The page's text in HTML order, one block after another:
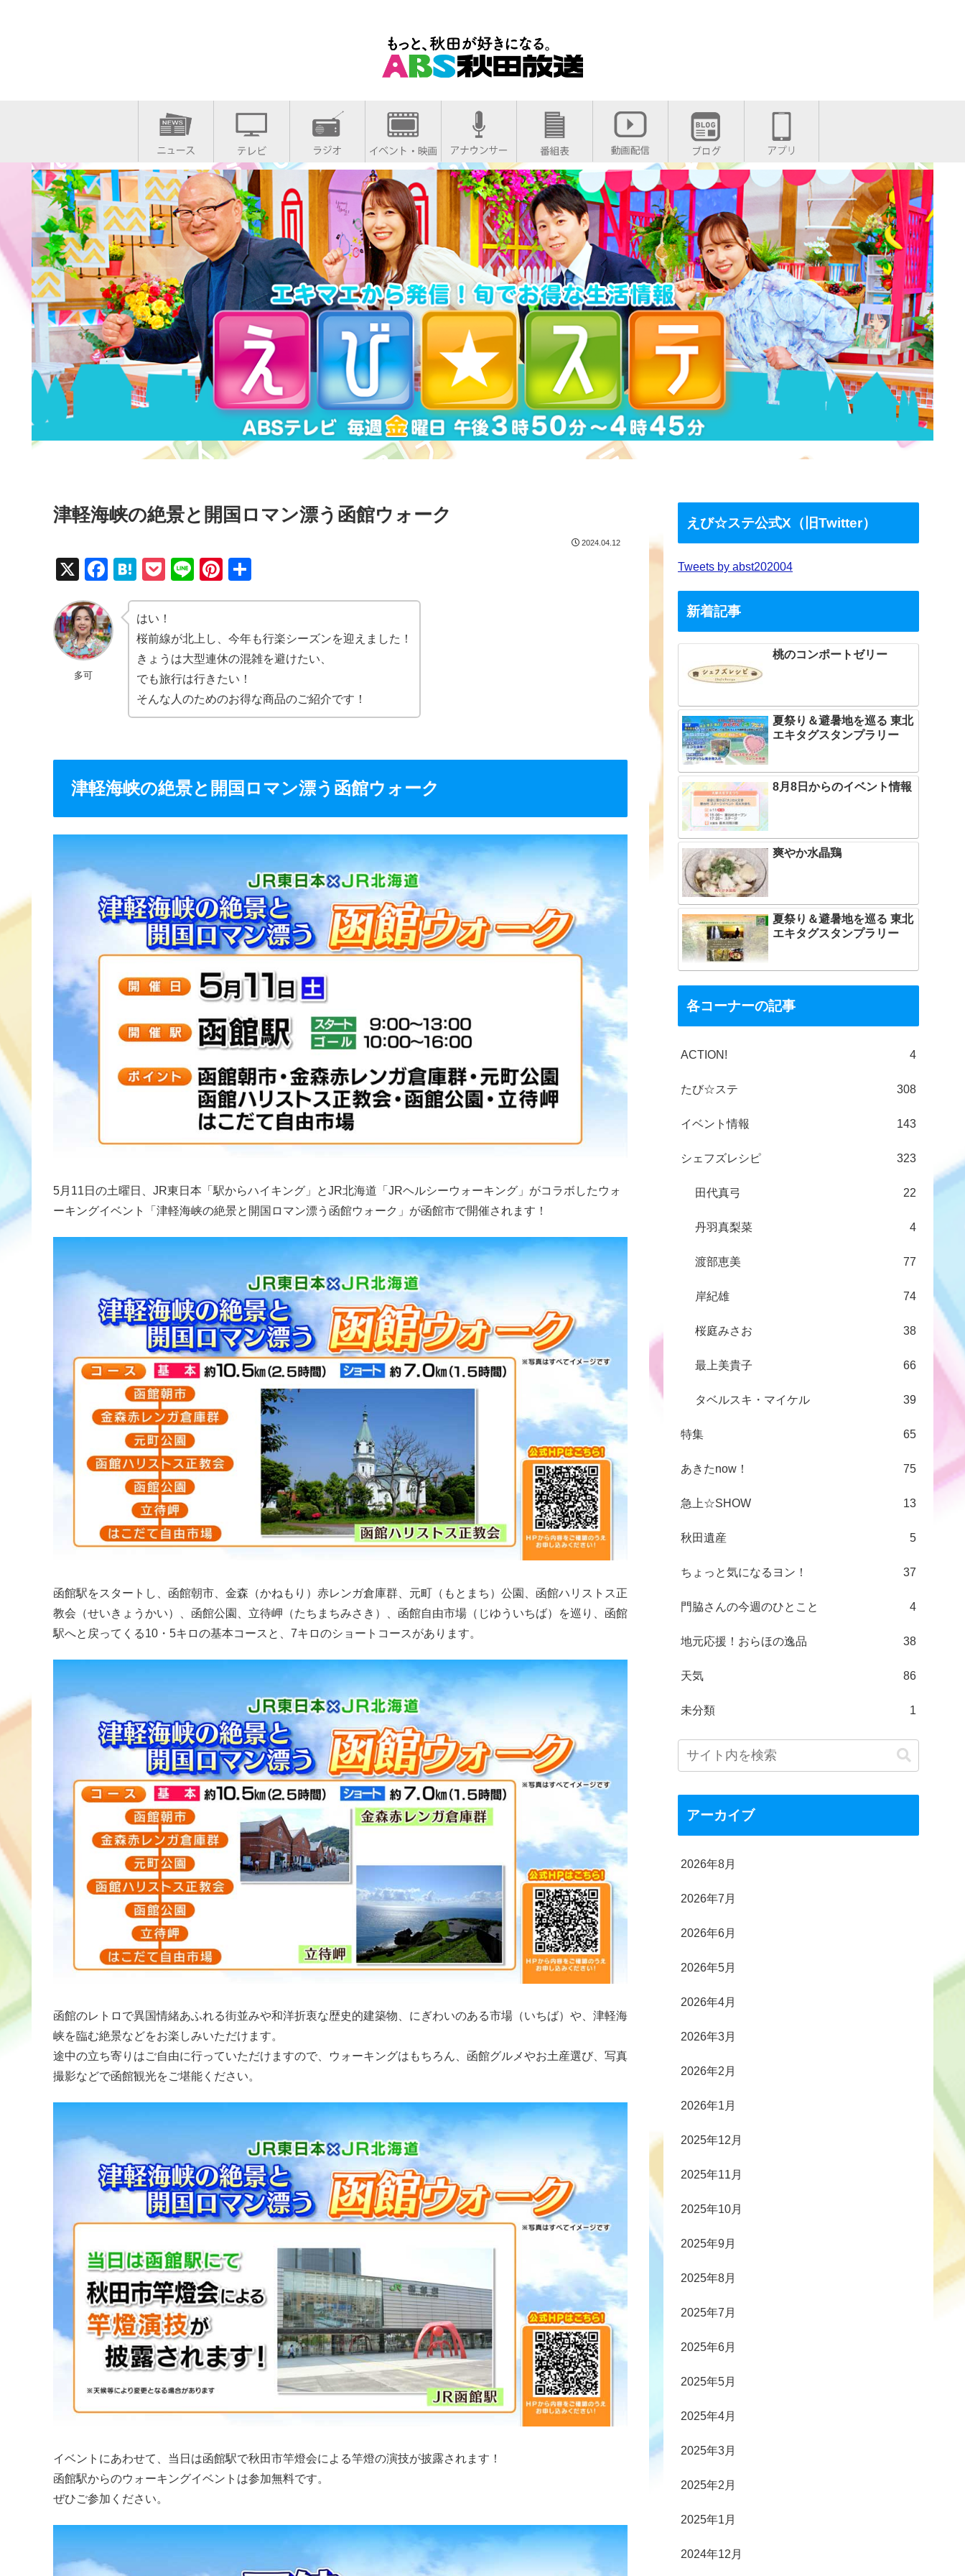
津軽海峡の絶景と開国ロマン漂う函館ウォーク
2024.04.12
X
F
c
e
H
e
n
a
P
ck
et
Li
Pi
e
st
多可
はい！
桜前線が北上し、今年も行楽シーズンを迎えました！
きょうは大型連休の混雑を避けたい、
でも旅行は行きたい！
そんな人のためのお得な商品のご紹介です！
津軽海峡の絶景と開国ロマン漂う函館ウォーク
5月11日の土曜日、JR東日本「駅からハイキング」とJR北海道「JRヘルシーウォーキング」がコラボしたウォ
ーキングイベント「津軽海峡の絶景と開国ロマン漂う函館ウォーク」が函館市で開催されます！
函館駅をスタートし、函館朝市、金森（かねもり）赤レンガ倉庫群、元町（もとまち）公園、函館ハリストス正
教会（せいきょうかい）、函館公園、立待岬（たちまちみさき）、函館自由市場（じゆういちば）を巡り、函館
駅へと戻ってくる10・5キロの基本コースと、7キロのショートコースがあります。
函館のレトロで異国情緒あふれる街並みや和洋折衷な歴史的建築物、にぎわいのある市場（いちば）や、津軽海
峡を臨む絶景などをお楽しみいただけます。
途中の立ち寄りはご自由に行っていただけますので、ウォーキングはもちろん、函館グルメやお土産選び、写真
撮影などで函館観光をご堪能ください。
イベントにあわせて、当日は函館駅で秋田市竿燈会による竿燈の演技が披露されます！
函館駅からのウォーキングイベントは参加無料です。
ぜひご参加ください。
えび☆ステ公式X（旧Twitter）
Tweets by abst202004
新着記事
桃のコンポートゼリー
夏祭り＆避暑地を巡る 東北
エキタグスタンプラリー
8月8日からのイベント情報
爽やか水晶鶏
夏祭り＆避暑地を巡る 東北
エキタグスタンプラリー
各コーナーの記事
ACTION! 4
たび☆ステ 308
イベント情報 143
シェフズレシピ 323
田代真弓 22
丹羽真梨菜 4
渡部恵美 77
岸紀雄 74
桜庭みさお 38
最上美貴子 66
タベルスキ・マイケル 39
特集 65
あきたnow！ 75
急上☆SHOW 13
秋田遺産 5
ちょっと気になるヨン！ 37
門脇さんの今週のひとこと 4
地元応援！おらほの逸品 38
天気 86
未分類 1
アーカイブ
2026年8月
2026年7月
2026年6月
2026年5月
2026年4月
2026年3月
2026年2月
2026年1月
2025年12月
2025年11月
2025年10月
2025年9月
2025年8月
2025年7月
2025年6月
2025年5月
2025年4月
2025年3月
2025年2月
2025年1月
2024年12月